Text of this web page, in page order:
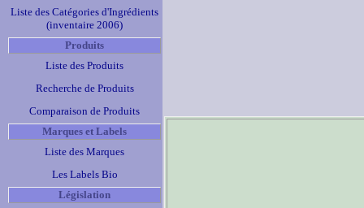
Liste des Catégories d'Ingrédients
(inventaire 2006)
Produits
Liste des Produits
Recherche de Produits
Comparaison de Produits
Marques et Labels
Liste des Marques
Les Labels Bio
Législation